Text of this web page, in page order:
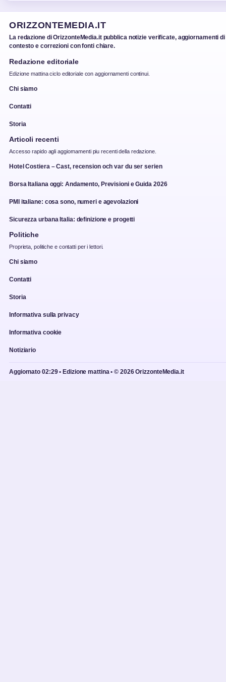
ORIZZONTEMEDIA.IT
La redazione di OrizzonteMedia.it pubblica notizie verificate, aggiornamenti di
contesto e correzioni con fonti chiare.
Redazione editoriale
Edizione mattina ciclo editoriale con aggiornamenti continui.
Chi siamo
Contatti
Storia
Articoli recenti
Accesso rapido agli aggiornamenti piu recenti della redazione.
Hotel Costiera – Cast, recension och var du ser serien
Borsa Italiana oggi: Andamento, Previsioni e Guida 2026
PMI italiane: cosa sono, numeri e agevolazioni
Sicurezza urbana Italia: definizione e progetti
Politiche
Proprieta, politiche e contatti per i lettori.
Chi siamo
Contatti
Storia
Informativa sulla privacy
Informativa cookie
Notiziario
Aggiornato 02:29 • Edizione mattina • © 2026 OrizzonteMedia.it